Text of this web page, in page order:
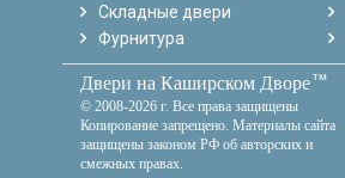
Складные двери
Фурнитура
Двери на Каширском Дворетм
© 2008-2026 г. Все права защищены
Копирование запрещено. Материалы сайта
защищены законом РФ об авторских и
смежных правах.